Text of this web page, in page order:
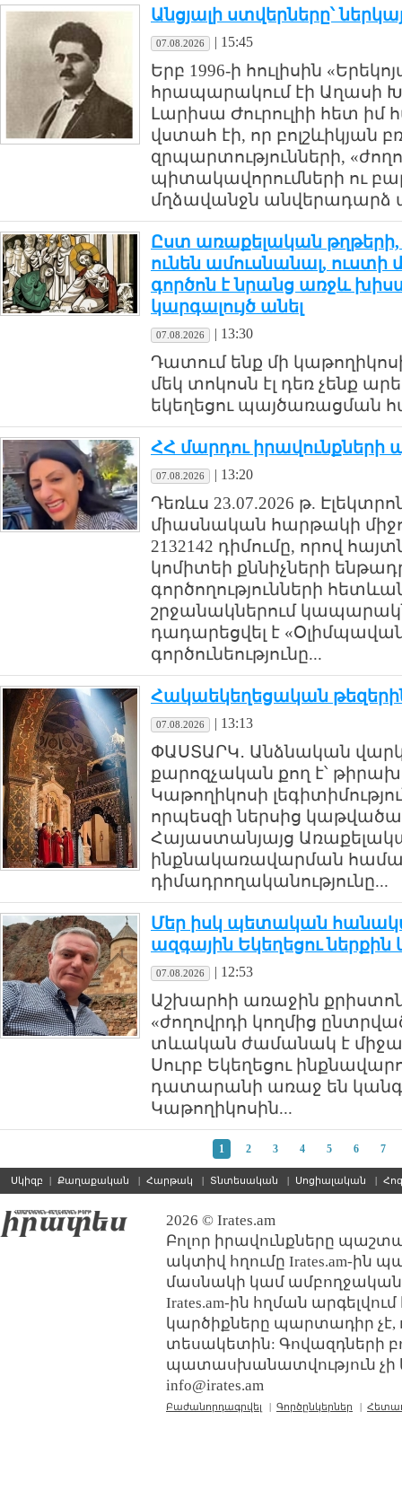
Անցյալի ստվերները՝
07.08.2026 | 15:45
Երբ 1996-ի հուլիսին
հրապարակում էի Աղասի
Լարիսա Ժուրուլիի հետ իմ
վստահ էի, որ բոլշևիկյան
զրպարտությունների,
պիտակավորումների ու
մղձավանջն անվերադարձ
Ըստ առաքելական թղթերի,
ունեն ամուսնանալ, ուստի
գործոն է նրանց առջև
կարգալույծ անել
07.08.2026 | 13:30
Դատում ենք մի
մեկ տոկոսն էլ դեռ չենք
եկեղեցու պայծառացման
ՀՀ մարդու
07.08.2026 | 13:20
Դեռևս 23.07.2026 թ.
միասնական հարթակի
2132142 դիմումը, որով
կոմիտեի քննիչների
գործողությունների
շրջանակներում
դադարեցվել է
գործունեությունը...
Հակաեկեղեցական
07.08.2026 | 13:13
ՓԱՍՏԱՐԿ․ Անձնական
քարոզչական քող է՝
Կաթողիկոսի
որպեսզի ներսից
Հայաստանյայց
ինքնակառավարման
դիմադրողականությունը...
Մեր իսկ պետական
ազգային Եկեղեցու ներքին
07.08.2026 | 12:53
Աշխարհի առաջին
«ժողովրդի կողմից
տևական ժամանակ է
Սուրբ Եկեղեցու
դատարանի առաջ են
Կաթողիկոսին...
1 2 3 4 5 6 7
Սկիզբ | Քաղաքական | Հարթակ | Տնտեսական | Սոցիալական |
2026 © Irates.am
Բոլոր իրավունքները
ակտիվ հղումը Irates.am-ին
մասնակի կամ ամբողջական
Irates.am-ին հղման
կարծիքները պարտադիր չէ,
տեսակետին: Գովազդների
պատասխանատվություն չի
info@irates.am
Բաժանորդագրվել | Գործընկերներ |